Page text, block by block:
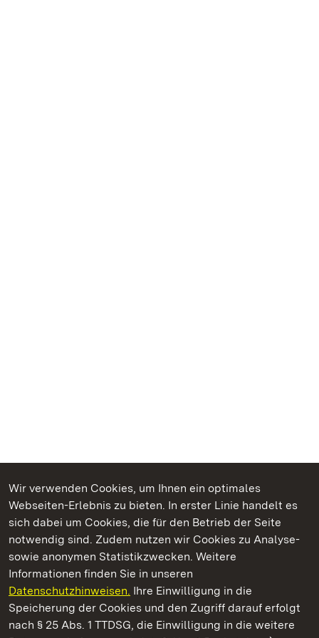
Wir verwenden Cookies, um Ihnen ein optimales
Webseiten-Erlebnis zu bieten. In erster Linie handelt es
sich dabei um Cookies, die für den Betrieb der Seite
notwendig sind. Zudem nutzen wir Cookies zu Analyse-
sowie anonymen Statistikzwecken. Weitere
Informationen finden Sie in unseren
Datenschutzhinweisen. Ihre Einwilligung in die
Speicherung der Cookies und den Zugriff darauf erfolgt
nach § 25 Abs. 1 TTDSG, die Einwilligung in die weitere
Kommen. Staunen. Genießen.
Staatliche Schlösser und Gärten Baden‑Württemberg
Staatliche Schlösser und Gärten Baden-Württemberg